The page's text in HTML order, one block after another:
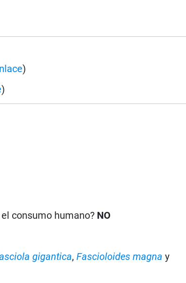
)
)
consumo humano? NO
gigantica,Fascioloides magna y